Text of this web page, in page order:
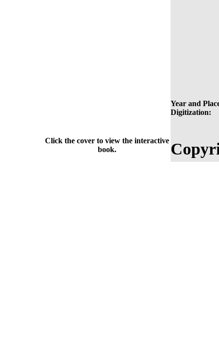
Year and
Digitization:
Click the cover to view the interactive
book.